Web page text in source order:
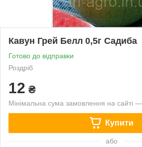
Кавун Грей Белл 0,5г Садиба
Готово до відправки
Роздріб
12 ₴
Мінімальна сума замовлення на сайті
Купити
або